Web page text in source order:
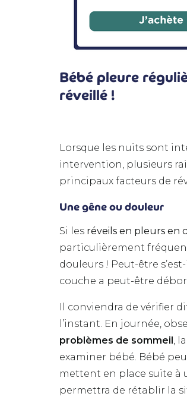
Bébé pleure
réveillé !
Lorsque les nuits sont
intervention, plusieurs
principaux facteurs de
Une gêne ou douleur
Si les réveils en pleurs en
particulièrement
douleurs ! Peut-être
couche a peut-être
Il conviendra de vérifier
l’instant. En journée,
problèmes de sommeil ,
examiner bébé. Bébé
mettent en place suite à
permettra de rétablir la